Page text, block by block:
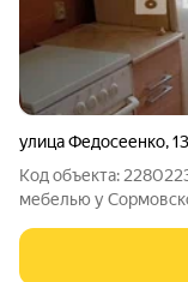
улица Федосеенко,13
Код объекта:
мебелью у Сормовского парка!
состоянии. Всё уже
ремонт, удобная